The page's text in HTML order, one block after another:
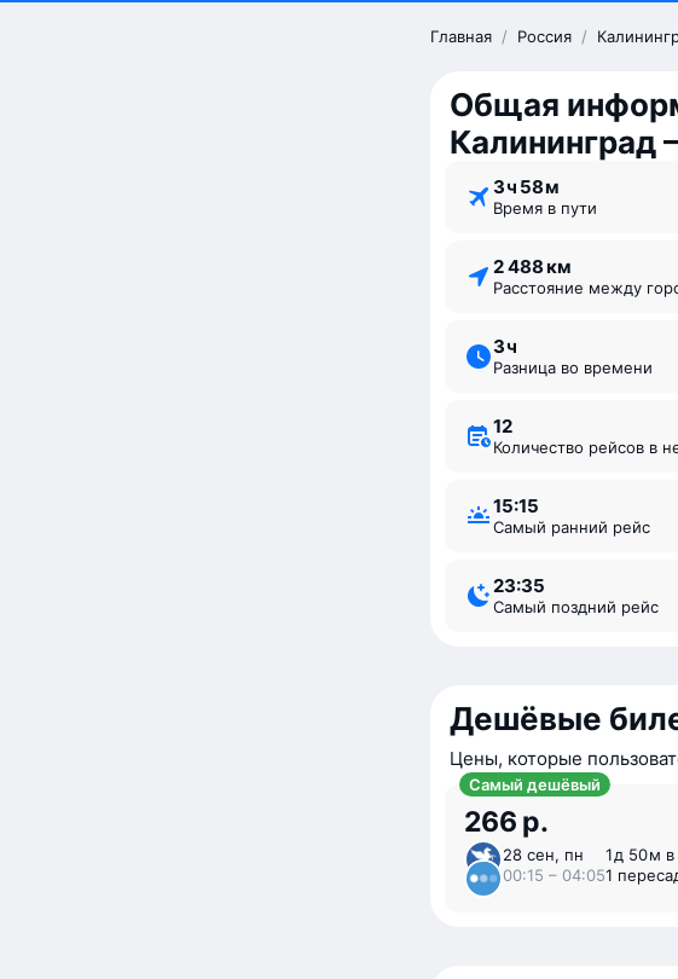
Главная / Россия /
Общая
Калининград
3 ⁠ч 58 ⁠м
Время в пути
2 488 км
Расстояние между
3 ⁠ч
Разница во времени
12
Количество рейсов в
15:15
Самый ранний рейс
23:35
Самый поздний рейс
Дешёвые
Цены, которые
Самый дешёвый
266 р.
28 сен, пн
00:15 – 04:05
1 ⁠д 50 ⁠м
1